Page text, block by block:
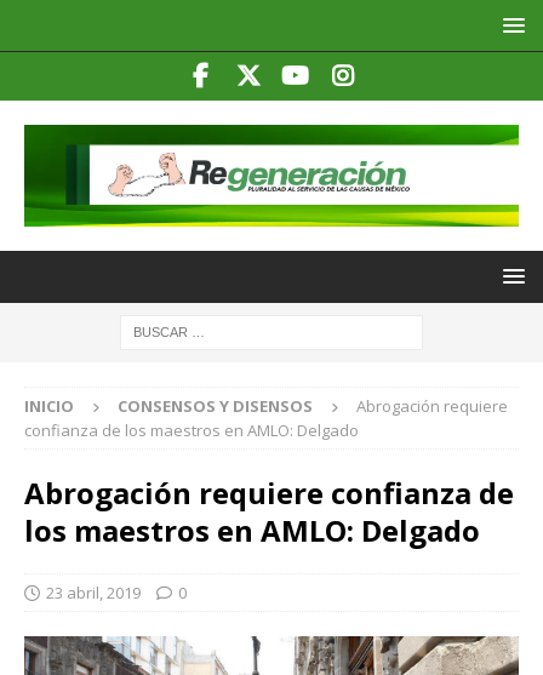
INICIO CONSENSOS Y DISENSOS
Abrogación requiere
confianza de los maestros en AMLO: Delgado
Abrogación requiere confianza de
los maestros en AMLO: Delgado
23 abril, 2019 0